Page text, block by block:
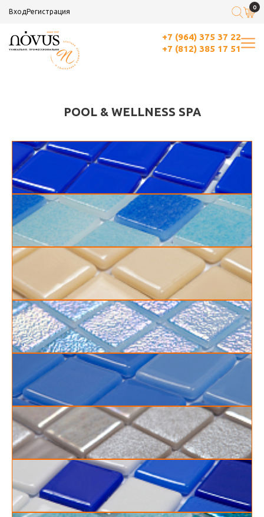
ВходРегистрация
0
+7 (964) 375 37 22
+7 (812) 385 17 51
POOL & WELLNESS SPA